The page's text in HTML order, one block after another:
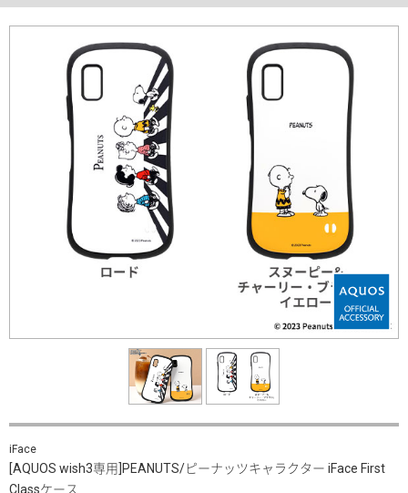
iFace
[AQUOS wish3専用]PEANUTS/ピーナッツキャラクター iFace First
Classケース